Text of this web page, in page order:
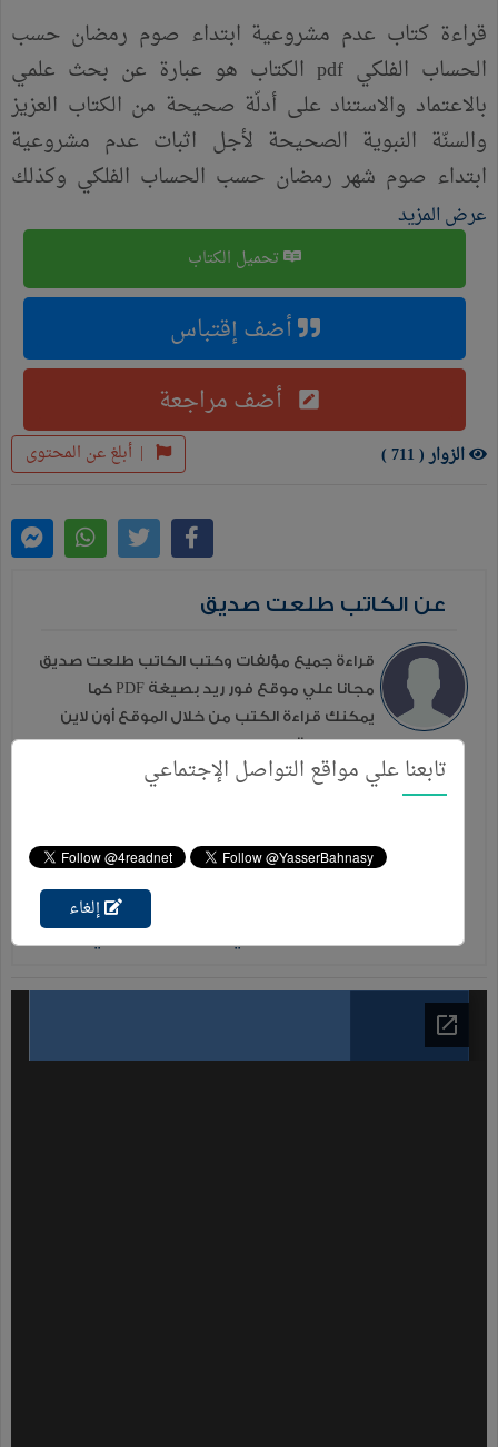
قراءة كتاب عدم مشروعية ابتداء صوم رمضان حسب
الحساب الفلكي pdf الكتاب هو عبارة عن بحث علمي
بالاعتماد والاستناد على أدلّة صحيحة من الكتاب العزيز
والسنّة النبوية الصحيحة لأجل اثبات عدم مشروعية
ابتداء صوم شهر رمضان حسب الحساب الفلكي وكذلك
المناسبات الدينية الإسلامية وبدايات الأشهر القمرية، وإنّما
المعوّل والمُعتمَد عليه في الشرع الإسلامي الحنيف هو
(الرؤية البصرية) للهلال في كل شهر قمري، أو إتمام عدّة
عرض المزيد
تحميل الكتاب
أضف إقتباس
أضف مراجعة
| أبلغ عن المحتوى الزوار ( 711 )
عن الكاتب طلعت صديق
قراءة جميع مؤلفات وكتب الكاتب طلعت صديق
مجانا علي موقع فور ريد بصيغة PDF كما
يمكنك قراءة الكتب من خلال الموقع أون لاين
دون الحاجة إلي التحميل ...
الصديقة مريم عليها السلام
تابعنا علي مواقع التواصل الإجتماعي
إلغاء